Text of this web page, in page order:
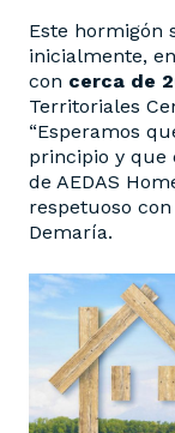
Este hormigón
inicialmente,
con cerca de
Territoriales
“Esperamos
principio y que
de AEDAS
respetuoso
Demaría.